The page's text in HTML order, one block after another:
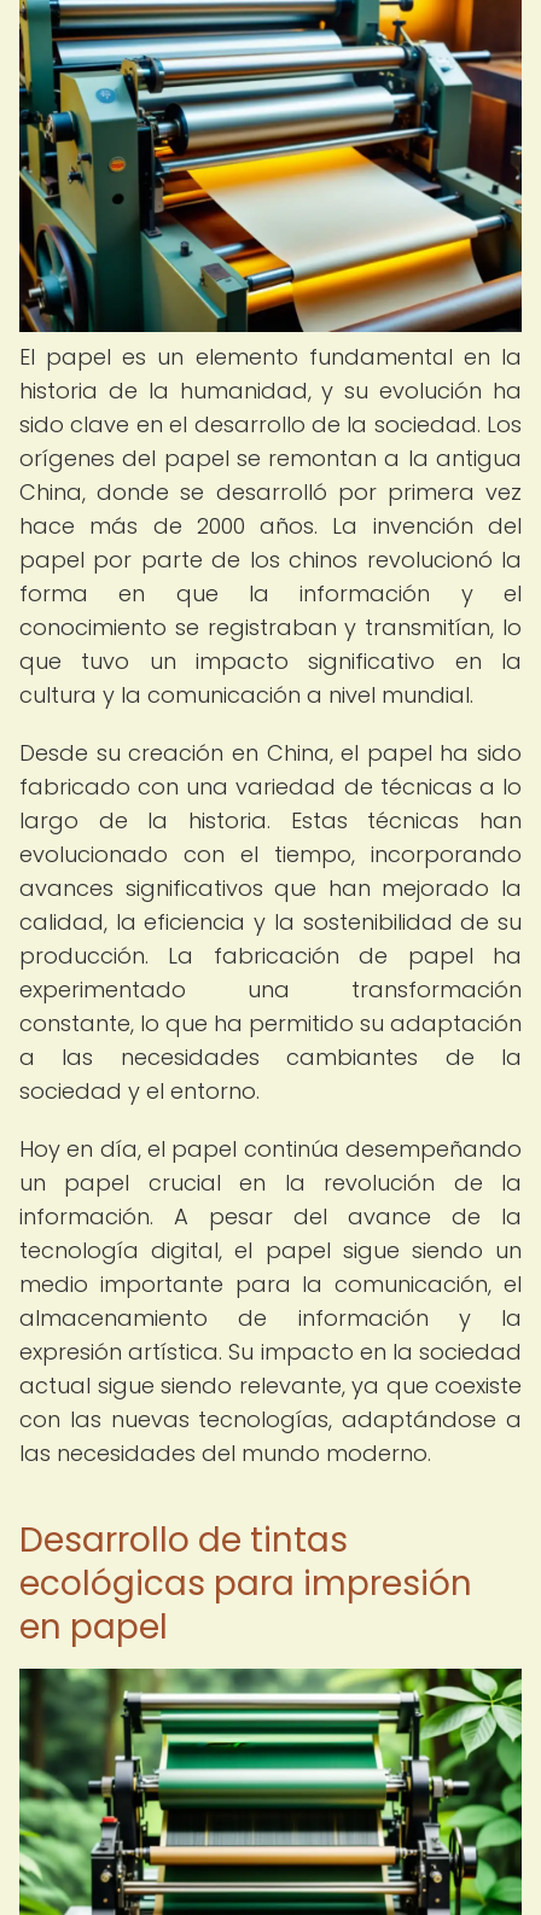
El papel es un elemento fundamental en la
historia de la humanidad, y su evolución ha
sido clave en el desarrollo de la sociedad. Los
orígenes del papel se remontan a la antigua
China, donde se desarrolló por primera vez
hace más de 2000 años. La invención del
papel por parte de los chinos revolucionó la
forma en que la información y el
conocimiento se registraban y transmitían, lo
que tuvo un impacto significativo en la
cultura y la comunicación a nivel mundial.
Desde su creación en China, el papel ha sido
fabricado con una variedad de técnicas a lo
largo de la historia. Estas técnicas han
evolucionado con el tiempo, incorporando
avances significativos que han mejorado la
calidad, la eficiencia y la sostenibilidad de su
producción. La fabricación de papel ha
experimentado una transformación
constante, lo que ha permitido su adaptación
a las necesidades cambiantes de la
sociedad y el entorno.
Hoy en día, el papel continúa desempeñando
un papel crucial en la revolución de la
información. A pesar del avance de la
tecnología digital, el papel sigue siendo un
medio importante para la comunicación, el
almacenamiento de información y la
expresión artística. Su impacto en la sociedad
actual sigue siendo relevante, ya que coexiste
con las nuevas tecnologías, adaptándose a
las necesidades del mundo moderno.
Desarrollo de tintas
ecológicas para impresión
en papel